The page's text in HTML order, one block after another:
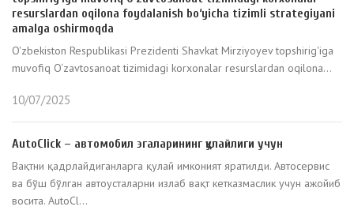
resurslardan oqilona foydalanish bo‘yicha tizimli strategiyani
amalga oshirmoqda
O'zbekiston Respublikasi Prezidenti Shavkat Mirziyoyev topshirig'iga
muvofiq O‘zavtosanoat tizimidagi korxonalar resurslardan oqilona...
10/07/2025
AutoClick – автомобил эгаларининг қулайлиги учун
Вақтни қадрлайдиганларга қулай имконият яратилди. Автосервис
ва бўш бўлган автоусталарни излаб вақт кетказмаслик учун ажойиб
восита. AutoCl...